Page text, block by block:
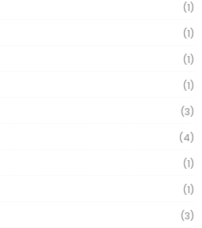
(1)
(1)
(1)
(1)
(3)
(4)
(1)
(1)
(3)